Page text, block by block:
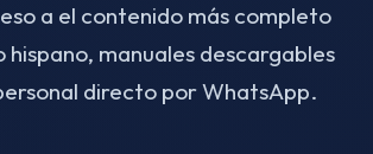
a el contenido más completo
hispano, manuales descargables
directo por WhatsApp.